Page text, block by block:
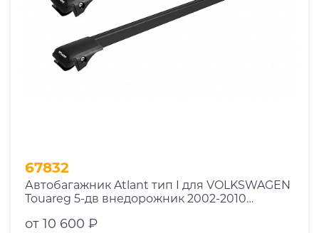
67832
Автобагажник Atlant тип I для VOLKSWAGEN
Touareg 5-дв внедорожник 2002-2010
10002+11114+11114
от 10 600 ₽